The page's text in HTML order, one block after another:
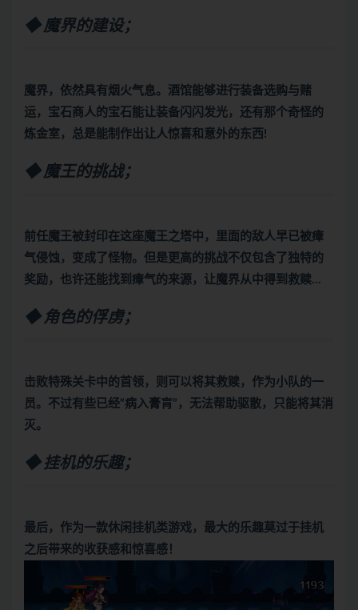
◆ 魔界的建设；
魔界，依然具有烟火气息。酒馆能够进行装备选购与赌
运，宝石商人的宝石能让装备闪闪发光，还有那个奇怪的
炼金室，总是能制作出让人惊喜和意外的东西!
◆ 魔王的挑战；
前任魔王被封印在这座魔王之塔中，里面的敌人早已被瘴
气侵蚀，变成了怪物。但是更高的挑战不仅包含了独特的
奖励，也许还能找到瘴气的来源，让魔界从中得到救赎…
◆ 角色的俘虏；
击败特殊关卡中的首领，则可以将其救赎，作为小队的一
员。不过有些已经“病入膏肓”，无法帮助驱散，只能将其消
灭。
◆ 挂机的乐趣；
最后，作为一款休闲挂机类游戏，最大的乐趣莫过于挂机
之后带来的收获感和惊喜感！